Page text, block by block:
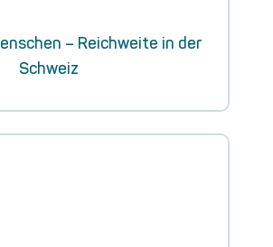
– Reichweite in der
Schweiz